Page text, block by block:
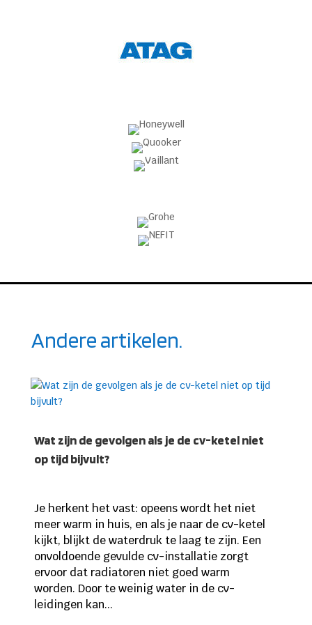
Andere artikelen.
Wat zijn de gevolgen als je de cv-ketel niet
op tijd bijvult?
Je herkent het vast: opeens wordt het niet
meer warm in huis, en als je naar de cv-ketel
kijkt, blijkt de waterdruk te laag te zijn. Een
onvoldoende gevulde cv-installatie zorgt
ervoor dat radiatoren niet goed warm
worden. Door te weinig water in de cv-
leidingen kan...